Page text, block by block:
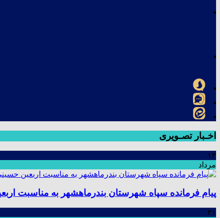
اخـبار تصـویری
۱۳
مرداد
پیام فرمانده سپاه شهرستان بندرماهشهر به مناسبت
۳۱